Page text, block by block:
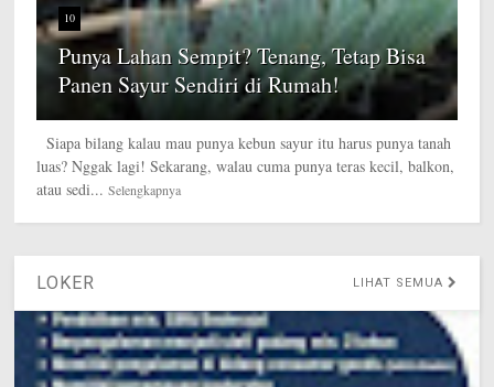
10
Punya Lahan Sempit? Tenang, Tetap Bisa
Panen Sayur Sendiri di Rumah!
Siapa bilang kalau mau punya kebun sayur itu harus punya tanah
luas? Nggak lagi! Sekarang, walau cuma punya teras kecil, balkon,
atau sedi... Selengkapnya
LOKER LIHAT SEMUA